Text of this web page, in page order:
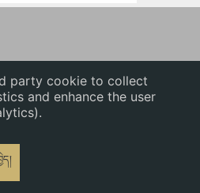
party cookie to collect
and enhance the user